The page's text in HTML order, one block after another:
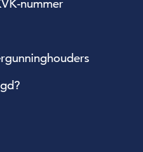
nummer